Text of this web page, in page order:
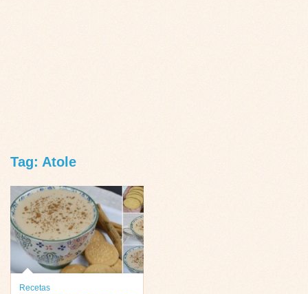
Tag: Atole
Recetas